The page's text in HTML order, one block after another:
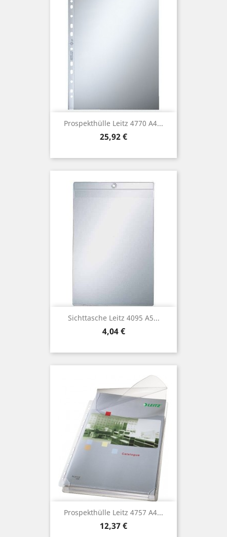
Prospekthülle Leitz 4770 A4...
Preis
25,92 €
Sichttasche Leitz 4095 A5...
Preis
4,04 €
Prospekthülle Leitz 4757 A4...
Preis
12,37 €